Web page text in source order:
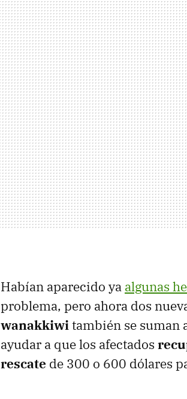
Habían aparecido ya algunas
problema, pero ahora dos
wanakkiwi también se suman
ayudar a que los afectados
rescate de 300 o 600 dólares